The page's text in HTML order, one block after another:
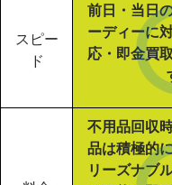
スピー
ド
前日・当日
ーディーに
応・即金買
不用品回収
品は積極的
リーズナブ